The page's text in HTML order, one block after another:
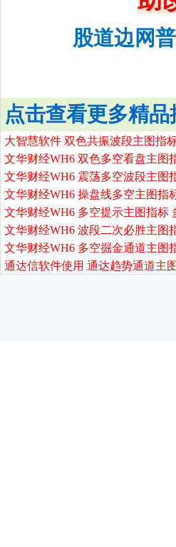
股道边网
点击查看更多精品
大智慧软件 双色共振波段主图指
文华财经WH6 双色多空看盘主图
文华财经WH6 震荡多空波段主图
文华财经WH6 操盘线多空主图指
文华财经WH6 多空提示主图指标
文华财经WH6 波段二次必胜主图
文华财经WH6 多空掘金通道主图
通达信软件使用 通达趋势通道主